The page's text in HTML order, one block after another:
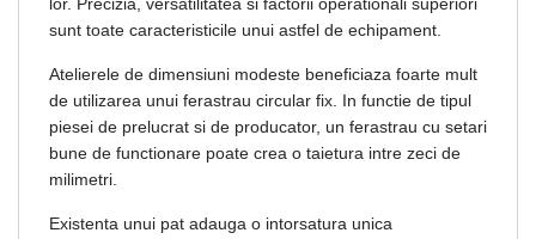
sunt toate caracteristicile unui astfel de echipament.
Atelierele de dimensiuni modeste beneficiaza foarte mult
de utilizarea unui ferastrau circular fix. In functie de tipul
piesei de prelucrat si de producator, un ferastrau cu setari
bune de functionare poate crea o taietura intre zeci de
milimetri.
Existenta unui pat adauga o intorsatura unica